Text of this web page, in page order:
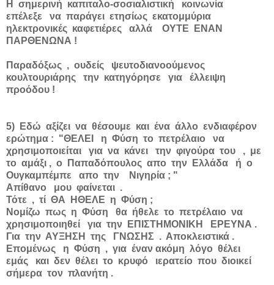
Η σημερινή καπιταλο-σοσιαλιστική κοινωνία
επέλεξε να παράγει ετησίως εκατομμύρια
ηλεκτρονικές καφετιέρες αλλά ΟΥΤΕ ΕΝΑΝ
ΠΑΡΘΕΝΩΝΑ !
Παραδόξως , ουδείς ψευτοδιανοούμενος
κουλτουριάρης την κατηγόρησε για έλλειψη
προόδου !
5) Εδώ αξίζει να θέσουμε και ένα άλλο ενδιαφέρον
ερώτημα : "ΘΕΛΕΙ η Φύση το πετρέλαιο να
χρησιμοποιείται για να κάνει την φιγούρα του , με
το αμάξι , ο Παπαδόπουλος απο την Ελλάδα ή ο
Ουγκαμπέμπε απο την Νιγηρία ; "
Απίθανο μου φαίνεται .
Τότε , τί ΘΑ ΗΘΕΛΕ η Φύση ;
Νομίζω πως η Φύση θα ήθελε το πετρέλαιο να
χρησιμοποιηθεί για την ΕΠΙΣΤΗΜΟΝΙΚΗ ΕΡΕΥΝΑ .
Για την ΑΥΞΗΣΗ της ΓΝΩΣΗΣ . Αποκλειστικά .
Επομένως η Φύση , για έναν ακόμη λόγο θέλει
εμάς και δεν θέλει το κρυφό ιερατείο που διοικεί
σήμερα τον πλανήτη .